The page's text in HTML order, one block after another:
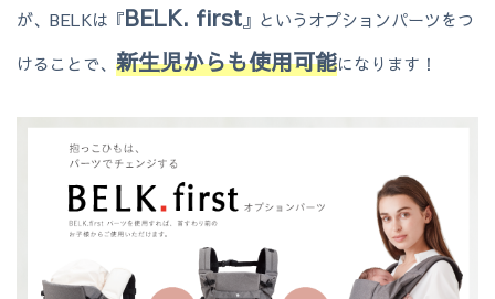
が、BELKは『BELK. first 』というオプションパーツをつ
けることで、 新生児からも使用可能になります！